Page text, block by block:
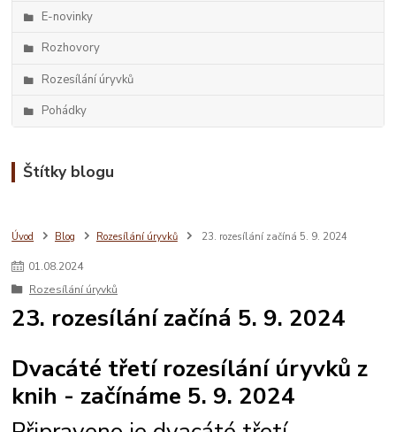
E-novinky
Rozhovory
Rozesílání úryvků
Pohádky
Štítky blogu
Úvod Blog Rozesílání úryvků 23. rozesílání začíná 5. 9. 2024
01.08.2024
Rozesílání úryvků
23. rozesílání začíná 5. 9. 2024
Dvacáté třetí rozesílání úryvků z
knih - začínáme 5. 9. 2024